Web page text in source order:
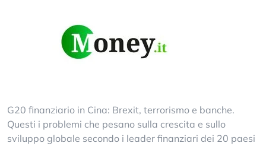
G20 finanziario in Cina: Brexit, terrorismo e banche.
Questi i problemi che pesano sulla crescita e sullo
sviluppo globale secondo i leader finanziari dei 20 paesi